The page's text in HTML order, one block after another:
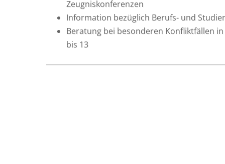
Zeugniskonferenzen
Infor­ma­ti­on bezüg­lich Berufs- und
Bera­tung bei beson­de­ren Kon­flikt­fäl­len in
bis 13